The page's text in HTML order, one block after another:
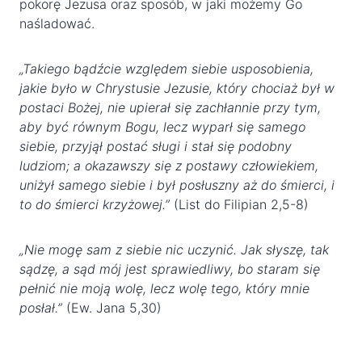
pokorę Jezusa oraz sposób, w jaki możemy Go
naśladować.
„Takiego bądźcie względem siebie usposobienia,
jakie było w Chrystusie Jezusie, który chociaż był w
postaci Bożej, nie upierał się zachłannie przy tym,
aby być równym Bogu, lecz wyparł się samego
siebie, przyjął postać sługi i stał się podobny
ludziom; a okazawszy się z postawy człowiekiem,
uniżył samego siebie i był posłuszny aż do śmierci, i
to do śmierci krzyżowej.” (List do Filipian 2,5-8)
„Nie mogę sam z siebie nic uczynić. Jak słyszę, tak
sądzę, a sąd mój jest sprawiedliwy, bo staram się
pełnić nie moją wolę, lecz wolę tego, który mnie
posłał.” (Ew. Jana 5,30)